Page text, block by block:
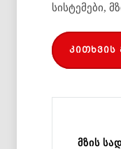
სისტემები,
კითხვის
მზის